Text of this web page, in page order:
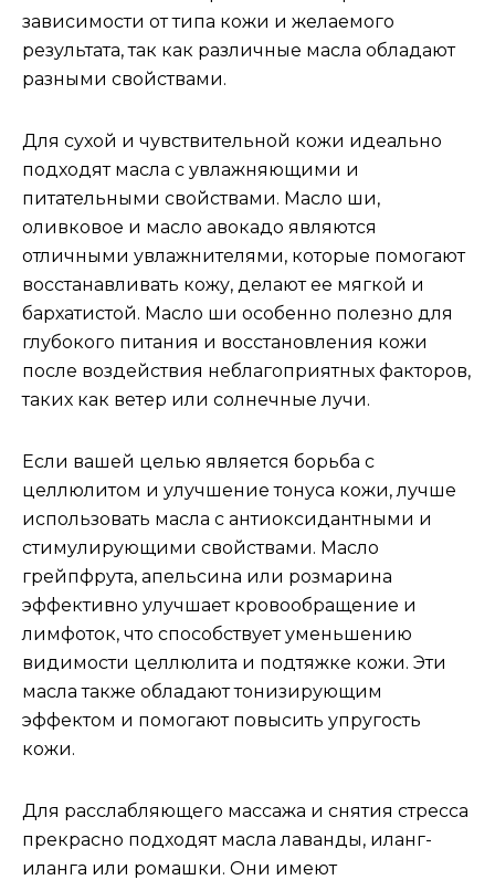
зависимости от типа кожи и желаемого
результата, так как различные масла обладают
разными свойствами.
Для сухой и чувствительной кожи идеально
подходят масла с увлажняющими и
питательными свойствами. Масло ши,
оливковое и масло авокадо являются
отличными увлажнителями, которые помогают
восстанавливать кожу, делают ее мягкой и
бархатистой. Масло ши особенно полезно для
глубокого питания и восстановления кожи
после воздействия неблагоприятных факторов,
таких как ветер или солнечные лучи.
Если вашей целью является борьба с
целлюлитом и улучшение тонуса кожи, лучше
использовать масла с антиоксидантными и
стимулирующими свойствами. Масло
грейпфрута, апельсина или розмарина
эффективно улучшает кровообращение и
лимфоток, что способствует уменьшению
видимости целлюлита и подтяжке кожи. Эти
масла также обладают тонизирующим
эффектом и помогают повысить упругость
кожи.
Для расслабляющего массажа и снятия стресса
прекрасно подходят масла лаванды, иланг-
иланга или ромашки. Они имеют